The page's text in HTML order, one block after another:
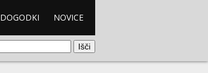
DOGODKI NOVICE